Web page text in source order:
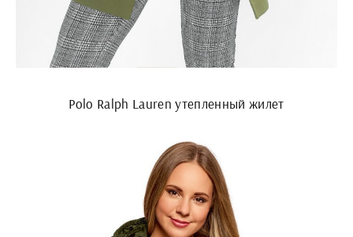
Polo Ralph Lauren утепленный жилет